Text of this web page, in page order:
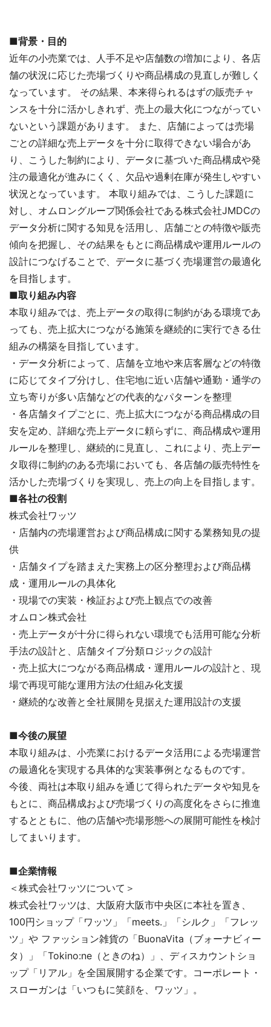
■背景・目的
近年の小売業では、人手不足や店舗数の増加により、各店
舗の状況に応じた売場づくりや商品構成の見直しが難しく
なっています。 その結果、本来得られるはずの販売チャ
ンスを十分に活かしきれず、売上の最大化につながってい
ないという課題があります。 また、店舗によっては売場
ごとの詳細な売上データを十分に取得できない場合があ
り、こうした制約により、データに基づいた商品構成や発
注の最適化が進みにくく、欠品や過剰在庫が発生しやすい
状況となっています。 本取り組みでは、こうした課題に
対し、オムロングループ関係会社である株式会社JMDCの
データ分析に関する知見を活用し、店舗ごとの特徴や販売
傾向を把握し、その結果をもとに商品構成や運用ルールの
設計につなげることで、データに基づく売場運営の最適化
を目指します。
■取り組み内容
本取り組みでは、売上データの取得に制約がある環境であ
っても、売上拡大につながる施策を継続的に実行できる仕
組みの構築を目指しています。
・データ分析によって、店舗を立地や来店客層などの特徴
に応じてタイプ分けし、住宅地に近い店舗や通勤・通学の
立ち寄りが多い店舗などの代表的なパターンを整理
・各店舗タイプごとに、売上拡大につながる商品構成の目
安を定め、詳細な売上データに頼らずに、商品構成や運用
ルールを整理し、継続的に見直し、これにより、売上デー
タ取得に制約のある売場においても、各店舗の販売特性を
活かした売場づくりを実現し、売上の向上を目指します。
■各社の役割
株式会社ワッツ
・店舗内の売場運営および商品構成に関する業務知見の提
供
・店舗タイプを踏まえた実務上の区分整理および商品構
成・運用ルールの具体化
・現場での実装・検証および売上観点での改善
オムロン株式会社
・売上データが十分に得られない環境でも活用可能な分析
手法の設計と、店舗タイプ分類ロジックの設計
・売上拡大につながる商品構成・運用ルールの設計と、現
場で再現可能な運用方法の仕組み化支援
・継続的な改善と全社展開を見据えた運用設計の支援
■今後の展望
本取り組みは、小売業におけるデータ活用による売場運営
の最適化を実現する具体的な実装事例となるものです。
今後、両社は本取り組みを通じて得られたデータや知見を
もとに、商品構成および売場づくりの高度化をさらに推進
するとともに、他の店舗や売場形態への展開可能性を検討
してまいります。
■企業情報
＜株式会社ワッツについて＞
株式会社ワッツは、大阪府大阪市中央区に本社を置き、
100円ショップ「ワッツ」「meets.」「シルク」「フレッ
ツ」や ファッション雑貨の「BuonaVita（ブォーナビィー
タ）」「Tokino:ne（ときのね）」、ディスカウントショ
ップ「リアル」を全国展開する企業です。コーポレート・
スローガンは「いつもに笑顔を、ワッツ」。